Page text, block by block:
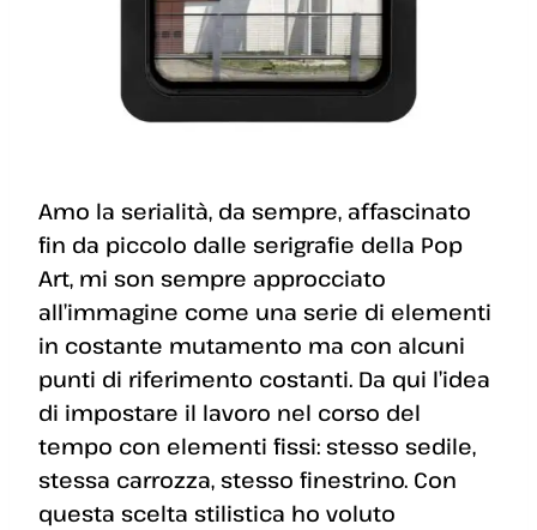
Amo la serialità, da sempre, affascinato
fin da piccolo dalle serigrafie della Pop
Art, mi son sempre approcciato
all’immagine come una serie di elementi
in costante mutamento ma con alcuni
punti di riferimento costanti. Da qui l’idea
di impostare il lavoro nel corso del
tempo con elementi fissi: stesso sedile,
stessa carrozza, stesso finestrino. Con
questa scelta stilistica ho voluto